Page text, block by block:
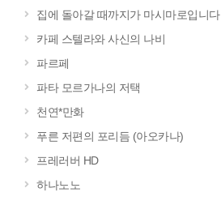
집에 돌아갈 때까지가 마시마로입니다
카페 스텔라와 사신의 나비
파르페
파타 모르가나의 저택
천연*만화
푸른 저편의 포리듬 (아오카나)
프레러버 HD
하나노노